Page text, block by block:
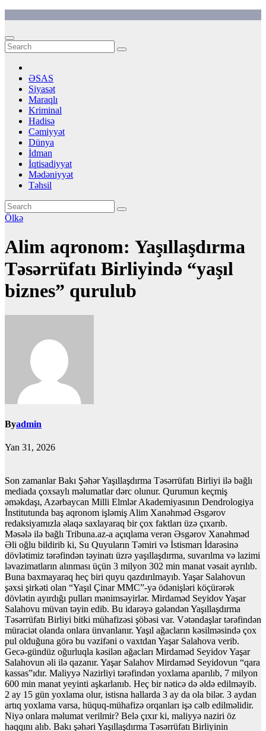
content
ƏSAS
Siyasət
Maraqlı
Kriminal
Hadisə
Cəmiyyət
Dünya
İdman
İqtisadiyyat
Mədəniyyət
Təhsil
Ölkə
Alim aqronom: Yaşıllaşdırma
Təsərrüfatı Birliyində “yaşıl
biznes” qurulub
Byadmin
Yan 31, 2026
Son zamanlar Bakı Şəhər Yaşıllaşdırma Təsərrüfatı Birliyi ilə bağlı
mediada çoxsaylı məlumatlar dərc olunur. Qurumun keçmiş
əməkdaşı, Azərbaycan Milli Elmlər Akademiyasının Dendrologiya
İnstitutunda baş aqronom işləmiş Alim Xanəhməd Əsgərov
redaksiyamızla əlaqə saxlayaraq bir çox faktları üzə çıxarıb.
Məsələ ilə bağlı Tribuna.az-a açıqlama verən Əsgərov Xanəhməd
Əli oğlu bildirib ki, Su Quyuların Təmiri və İstismarı İdarəsinə
dövlətimiz tərəfindən təyinatı üzrə yaşıllaşdırma, suvarılma və lazimi
ləvazimatların alınması üçün 3 milyon 302 min manat vəsait ayrılıb.
Buna baxmayaraq heç biri quyu qazdırılmayıb. Yaşar Salahovun
şəxsi şirkəti olan “Yaşıl Çinar MMC”-yə ödənişləri köçürərək
dövlətin ayırdığı pulları mənimsəyirlər. Mirdaməd Seyidov Yaşar
Salahovu müvan təyin edib. Bu idarəyə gələndən Yaşıllaşdırma
Təsərrüfatı Birliyi bitki mühafizəsi şöbəsi var. Vətəndaşlar tərəfindən
müraciət olanda onlara ünvanlanır. Yaşıl ağacların kəsilməsində çox
pul olduğuna görə bu vəzifəni o vaxtdan Yaşar Salahova verib.
Gecə-gündüz oğurluqla kəsilən ağacları Mirdaməd Seyidov Yaşar
Salahovun əli ilə qazanır. Yaşar Salahov Mirdaməd Seyidovun “qara
kassas”ıdır. Maliyyə Nazirliyi tərəfindən yoxlama aparılıb, 7 milyon
600 min manat yeyinti aşkarlanıb. Heç bir nəticə də əldə edilməyib.
2 ay 15 gün yoxlama olur, istisna hallarda 3 ay da ola bilər. 3 aydan
artıq yoxlama varsa, hüquq-mühafizə orqanları işə cəlb edilməlidir.
Niyə onlara məlumat verilmir? Belə çıxır ki, maliyyə naziri öz
haqqını alıb. Bakı şəhəri Yaşıllaşdırma Təsərrüfatı Birliyinin